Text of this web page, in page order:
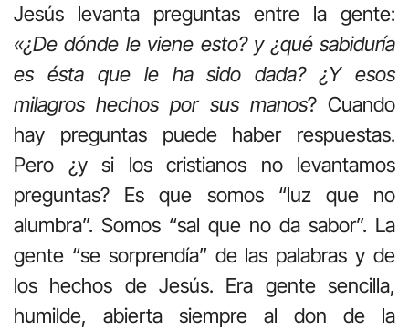
Jesús levanta preguntas entre la gente:
«¿De dónde le viene esto? y ¿qué sabiduría
es ésta que le ha sido dada? ¿Y esos
milagros hechos por sus manos? Cuando
hay preguntas puede haber respuestas.
Pero ¿y si los cristianos no levantamos
preguntas? Es que somos “luz que no
alumbra”. Somos “sal que no da sabor”. La
gente “se sorprendía” de las palabras y de
los hechos de Jesús. Era gente sencilla,
humilde, abierta siempre al don de la